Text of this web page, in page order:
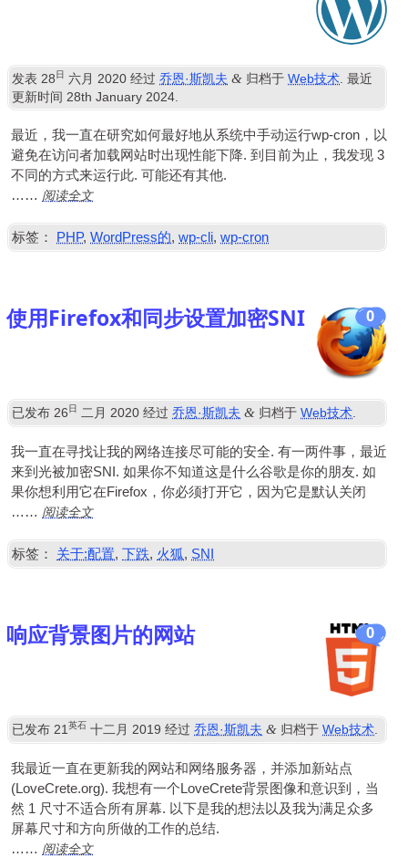
发表28日 六月 2020 经过乔恩·斯凯夫 & 归档于Web技术. 最近
更新时间28th January 2024.
最近，我一直在研究如何最好地从系统中手动运行wp-cron，以
避免在访问者加载网站时出现性能下降. 到目前为止，我发现 3
不同的方式来运行此. 可能还有其他.
…… 阅读全文
标签： PHP,WordPress的,wp-cli,wp-cron
0
使用Firefox和同步设置加密SNI
已发布26 日 二月 2020 经过乔恩·斯凯夫 & 归档于Web技术.
我一直在寻找让我的网络连接尽可能的安全. 有一两件事，最近
来到光被加密SNI. 如果你不知道这是什么谷歌是你的朋友. 如
果你想利用它在Firefox，你必须打开它，因为它是默认关闭
…… 阅读全文
标签： 关于:配置,下跌, 火狐, SNI
0
响应背景图片的网站
已发布21英石 十二月 2019 经过乔恩·斯凯夫 & 归档于Web技术.
我最近一直在更新我的网站和网络服务器，并添加新站点
(LoveCrete.org). 我想有一个LoveCrete背景图像和意识到，当
然 1 尺寸不适合所有屏幕. 以下是我的想法以及我为满足众多
屏幕尺寸和方向所做的工作的总结.
…… 阅读全文